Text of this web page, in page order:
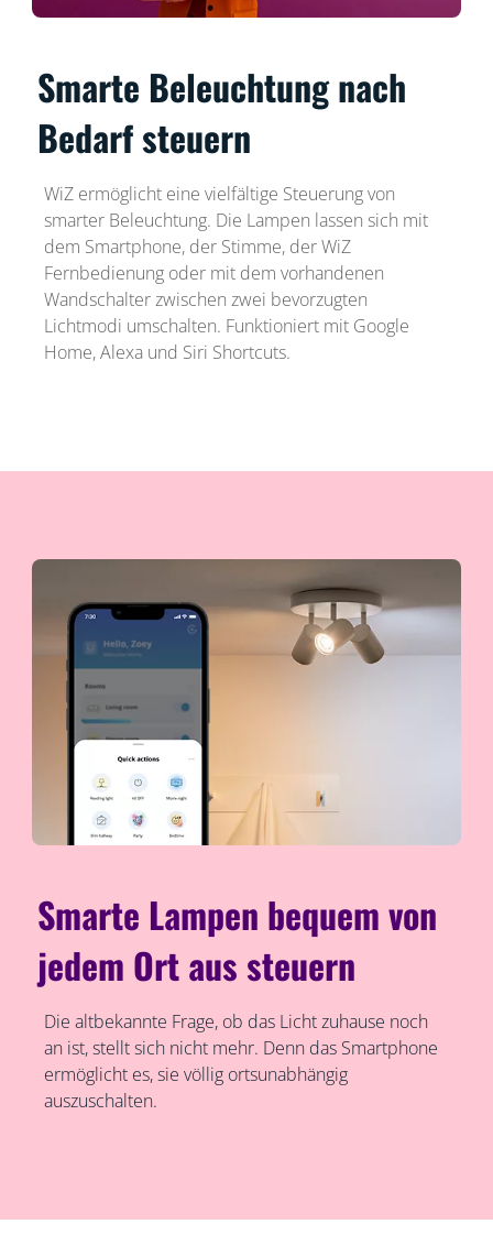
Smarte Beleuchtung nach
Bedarf steuern
WiZ ermöglicht eine vielfältige Steuerung von
smarter Beleuchtung. Die Lampen lassen sich mit
dem Smartphone, der Stimme, der WiZ
Fernbedienung oder mit dem vorhandenen
Wandschalter zwischen zwei bevorzugten
Lichtmodi umschalten. Funktioniert mit Google
Home, Alexa und Siri Shortcuts.
Smarte Lampen bequem von
jedem Ort aus steuern
Die altbekannte Frage, ob das Licht zuhause noch
an ist, stellt sich nicht mehr. Denn das Smartphone
ermöglicht es, sie völlig ortsunabhängig
auszuschalten.